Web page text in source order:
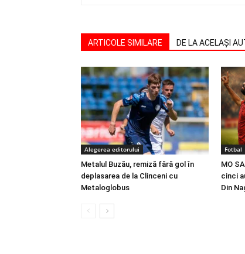
ARTICOLE SIMILARE DE LA ACELAȘI
Alegerea editorului
Metalul Buzău, remiză fără gol în
deplasarea de la Clinceni cu
Metaloglobus
Fotbal
MO
cinci
Din